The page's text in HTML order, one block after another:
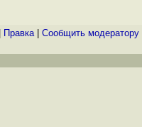
Правка| Cообщить модератору